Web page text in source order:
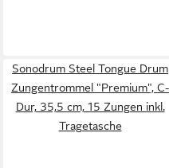
Sonodrum Steel Tongue Drum
Zungentrommel "Premium", C-
Dur, 35,5 cm, 15 Zungen inkl.
Tragetasche